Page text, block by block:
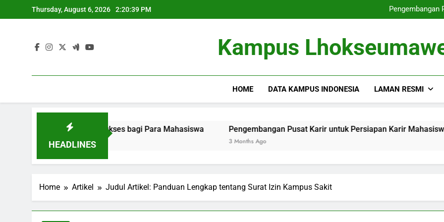
to
Thursday, August 6, 2026 2:20:40 PM
Pengembangan
Pengembangan
Kampus
HOME DATA KAMPUS INDONESIA LAMAN RESMI
HEADLINES
Strategi Sukses bagi Para Mahasiswa Pengembangan Pusat Karir untuk Persiapan Karir Mahasiswa
Home Artikel Judul Artikel: Panduan Lengkap tentang Surat Izin Kampus Sakit